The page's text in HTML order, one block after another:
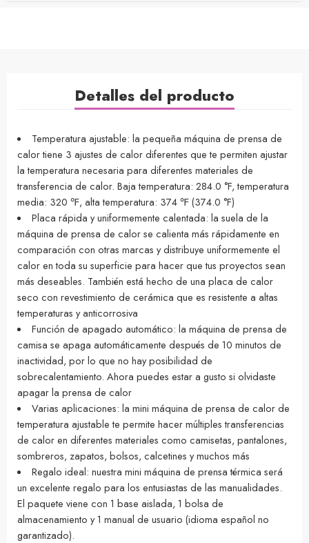
Detalles del producto
Temperatura ajustable: la pequeña máquina de prensa de
calor tiene 3 ajustes de calor diferentes que te permiten ajustar
la temperatura necesaria para diferentes materiales de
transferencia de calor. Baja temperatura: 284.0 °F, temperatura
media: 320 ℉, alta temperatura: 374 ℉ (374.0 °F)
Placa rápida y uniformemente calentada: la suela de la
máquina de prensa de calor se calienta más rápidamente en
comparación con otras marcas y distribuye uniformemente el
calor en toda su superficie para hacer que tus proyectos sean
más deseables. También está hecho de una placa de calor
seco con revestimiento de cerámica que es resistente a altas
temperaturas y anticorrosiva
Función de apagado automático: la máquina de prensa de
camisa se apaga automáticamente después de 10 minutos de
inactividad, por lo que no hay posibilidad de
sobrecalentamiento. Ahora puedes estar a gusto si olvidaste
apagar la prensa de calor
Varias aplicaciones: la mini máquina de prensa de calor de
temperatura ajustable te permite hacer múltiples transferencias
de calor en diferentes materiales como camisetas, pantalones,
sombreros, zapatos, bolsos, calcetines y muchos más
Regalo ideal: nuestra mini máquina de prensa térmica será
un excelente regalo para los entusiastas de las manualidades.
El paquete viene con 1 base aislada, 1 bolsa de
almacenamiento y 1 manual de usuario (idioma español no
garantizado).